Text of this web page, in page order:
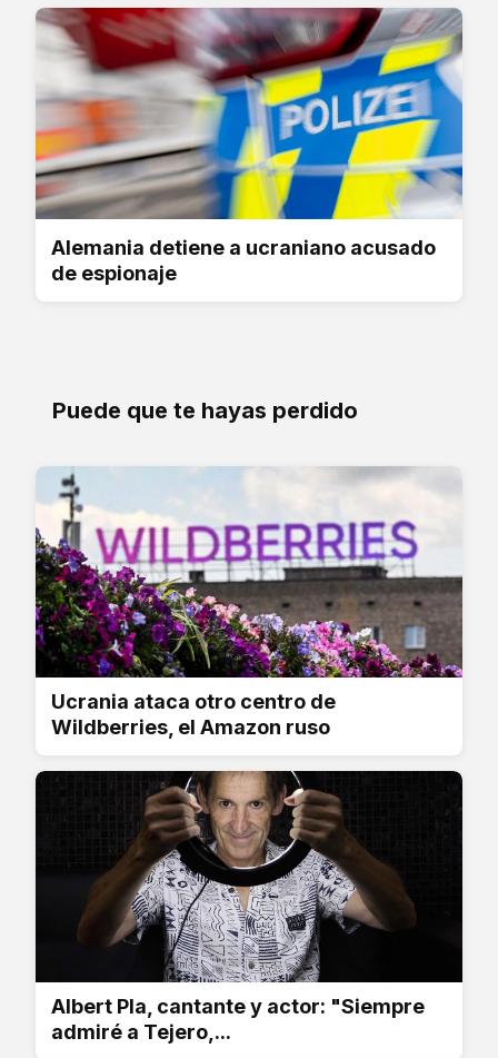
Alemania detiene a ucraniano acusado
de espionaje
Puede que te hayas perdido
Ucrania ataca otro centro de
Wildberries, el Amazon ruso
Albert Pla, cantante y actor: "Siempre
admiré a Tejero,...